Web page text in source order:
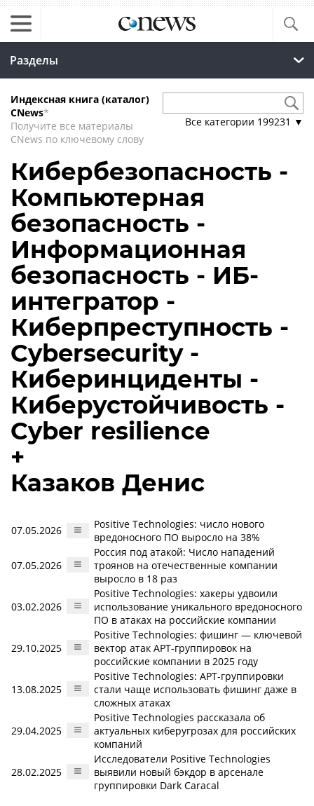
Разделы
Индексная книга (каталог)
CNews*
Получите все материалы
CNews по ключевому слову
Все категории 199231 ▼
Кибербезопасность -
Компьютерная
безопасность -
Информационная
безопасность - ИБ-
интегратор -
Киберпреступность -
Cybersecurity -
Киберинциденты -
Киберустойчивость -
Cyber resilience
+
Казаков Денис
07.05.2026
Positive Technologies: число нового
вредоносного ПО выросло на 38%
07.05.2026
Россия под атакой: Число нападений
троянов на отечественные компании
выросло в 18 раз
03.02.2026
Positive Technologies: хакеры удвоили
использование уникального вредоносного
ПО в атаках на российские компании
29.10.2025
Positive Technologies: фишинг — ключевой
вектор атак APT-группировок на
российские компании в 2025 году
13.08.2025
Positive Technologies: APT-группировки
стали чаще использовать фишинг даже в
сложных атаках
29.04.2025
Positive Technologies рассказала об
актуальных киберугрозах для российских
компаний
28.02.2025
Исследователи Positive Technologies
выявили новый бэкдор в арсенале
группировки Dark Caracal